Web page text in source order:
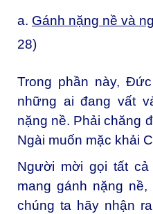
a. Gánh nặng nề và
28)
Trong phần này,
những ai đang vất
nặng nề. Phải chăng
Ngài muốn mặc khải
Người mời gọi tất
mang gánh nặng
chúng ta hãy nhận